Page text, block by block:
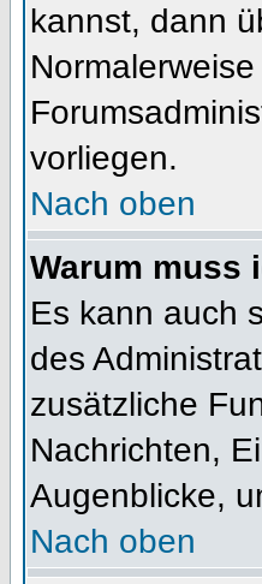
kannst, dann
vorliegen.
Nach oben
Warum muss
Es kann auch
des
zusätzliche
Nachrichten,
Augenblicke,
Nach oben